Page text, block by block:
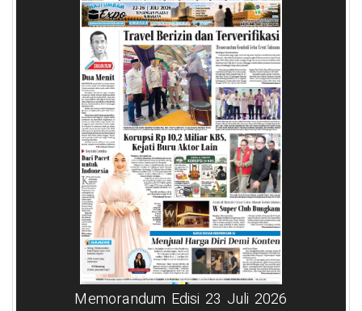
Memorandum Edisi 23 Juli 2026